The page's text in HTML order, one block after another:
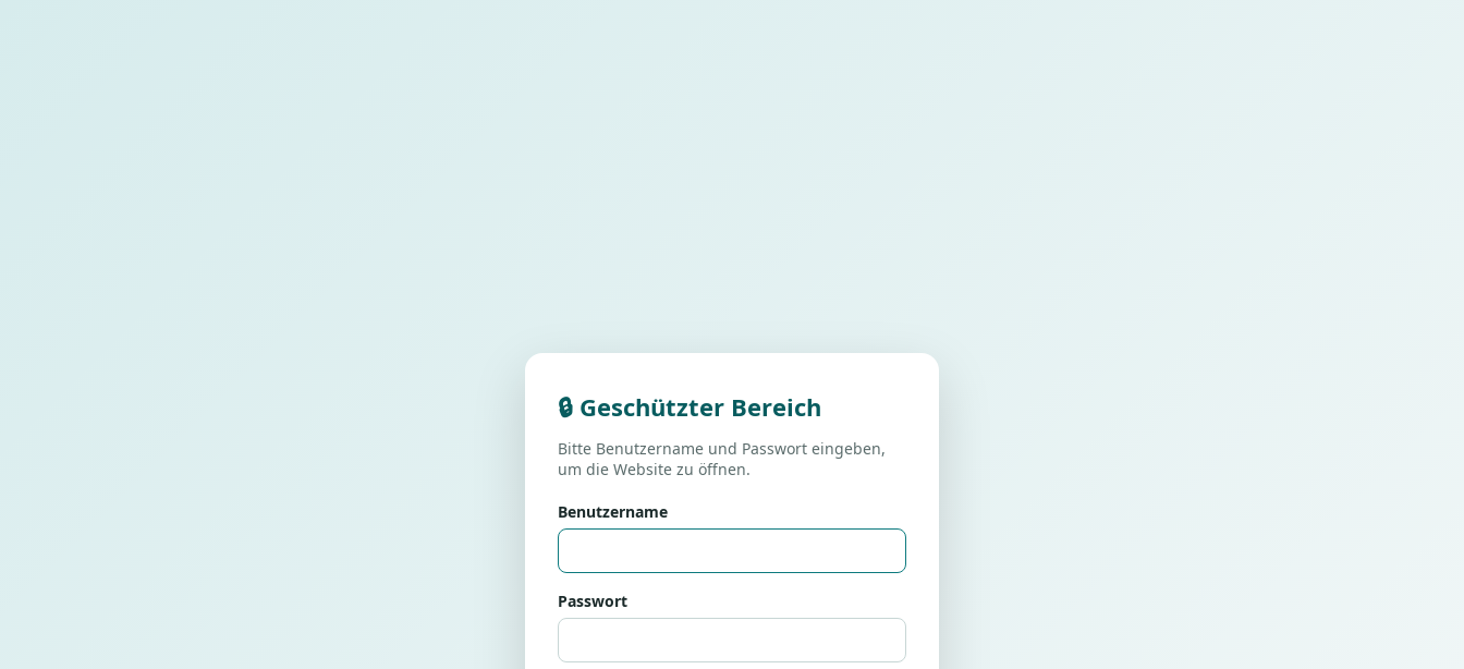
🔒 Geschützter Bereich
Bitte Benutzername und Passwort eingeben,
um die Website zu öffnen.
Benutzername
Passwort